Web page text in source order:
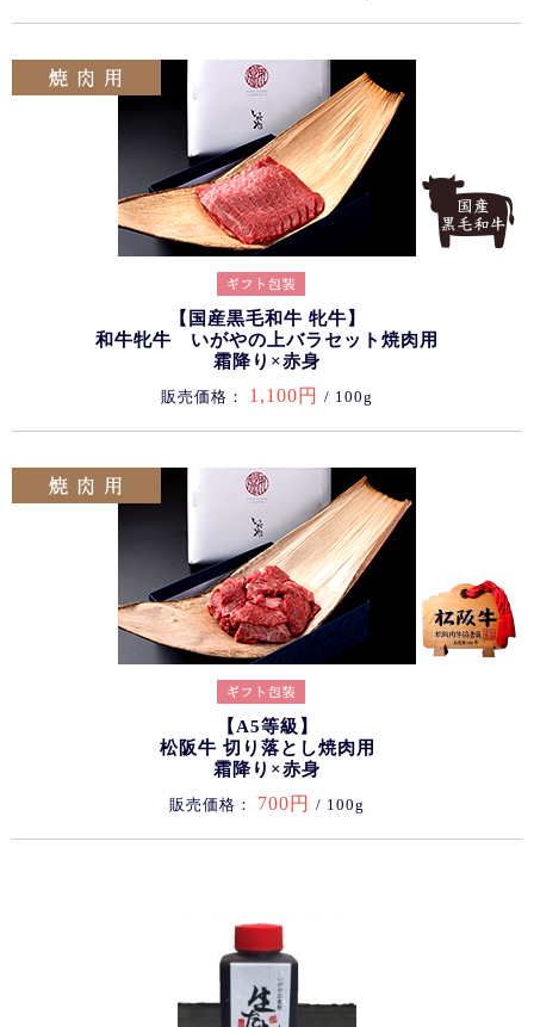
【国産黒毛和牛 牝牛】
和牛牝牛 いがやの上バラセット焼肉用
霜降り×赤身
販売価格： 1,100円 / 100g
【A5等級】
松阪牛 切り落とし焼肉用
霜降り×赤身
販売価格： 700円 / 100g